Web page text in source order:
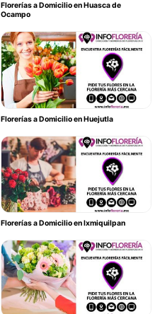
Florerías a Domicilio en Huasca de
Ocampo
Florerías a Domicilio en Huejutla
Florerías a Domicilio en Ixmiquilpan